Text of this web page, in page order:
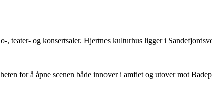
teater- og konsertsaler. Hjertnes kulturhus ligger i
for å åpne scenen både innover i amfiet og utover mot